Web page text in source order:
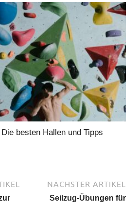
besten Hallen und Tipps
NÄCHSTER ARTIKEL
Seilzug-Übungen für